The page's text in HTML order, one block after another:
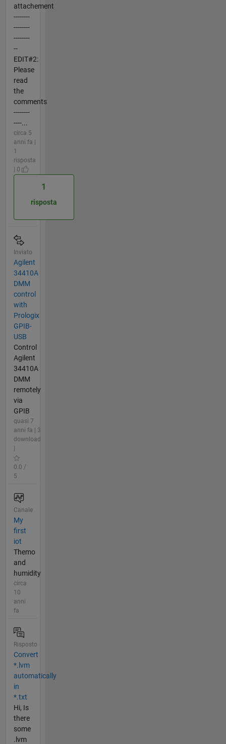
attachement
--------
--------
--------
--
EDIT#2:
Please
read
the
comments
--------
----...
circa 5
anni fa |
1
risposta
| 0
1
risposta
Inviato
Agilent
34410A
DMM
control
with
Prologix
GPIB-
USB
Control
Agilent
34410A
DMM
remotely
via
GPIB
quasi 7
anni fa | 3
download
0.0 /
5
Canale
My
first
iot
Themo
and
humidity
circa
10
anni
fa
Risposto
Convert
*.lvm
automatically
in
*.txt
Hi, Is
there
some
.lvm